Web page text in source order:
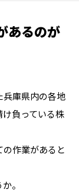
あるのが
兵庫県内の各地
負っている株
作業があると
。